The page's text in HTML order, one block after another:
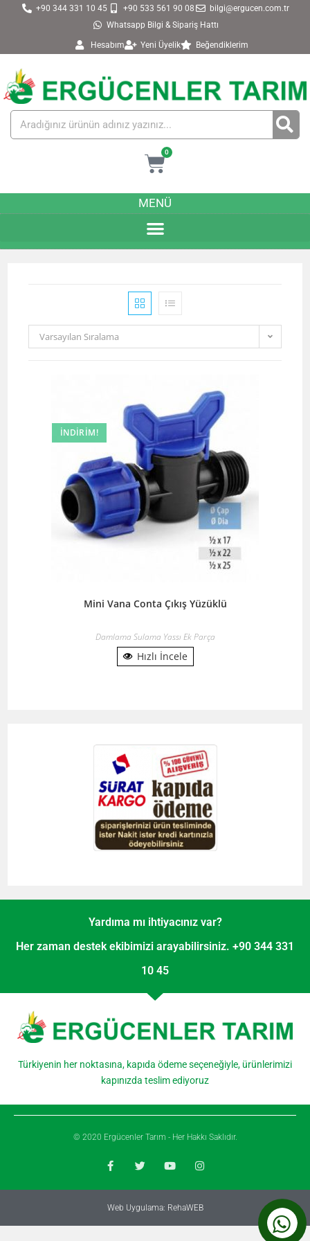
+90 344 331 10 45 +90 533 561 90 08
bilgi@ergucen.com.tr
Whatsapp Bilgi & Sipariş Hattı
Hesabım Yeni Üyelik Beğendiklerim
0
MENÜ
Varsayılan Sıralama
İNDIRIM!
Mini Vana Conta Çıkış Yüzüklü
Damlama Sulama Yassı Ek Parça
Hızlı İncele
Yardıma mı ihtiyacınız var?
Her zaman destek ekibimizi arayabilirsiniz. +90 344 331
10 45
Türkiyenin her noktasına, kapıda ödeme seçeneğiyle, ürünlerimizi
kapınızda teslim ediyoruz
© 2020 Ergücenler Tarım - Her Hakkı Saklıdır.
Web Uygulama: RehaWEB